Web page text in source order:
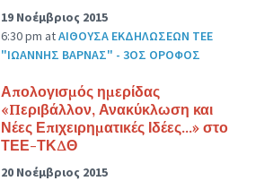
19 Νοέμβριος 2015
6:30 pm atΑΙΘΟΥΣΑ ΕΚΔΗΛΩΣΕΩΝ ΤΕΕ
"ΙΩΑΝΝΗΣ ΒΑΡΝΑΣ" - 3ΟΣ ΟΡΟΦΟΣ
Απολογισμός ημερίδας
«Περιβάλλον, Ανακύκλωση και
Νέες Επιχειρηματικές Ιδέες…» στο
ΤΕΕ-ΤΚΔΘ
20 Νοέμβριος 2015